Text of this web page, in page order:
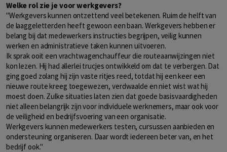
Welke rol zie je voor werkgevers?
"Werkgevers kunnen ontzettend veel betekenen. Ruim de helft van
de laaggeletterden heeft gewoon een baan. Werkgevers hebben er
belang bij dat medewerkers instructies begrijpen, veilig kunnen
werken en administratieve taken kunnen uitvoeren.
Ik sprak ooit een vrachtwagenchauffeur die routeaanwijzingen niet
kon lezen. Hij had allerlei trucjes ontwikkeld om dat te verbergen. Dat
ging goed zolang hij zijn vaste ritjes reed, totdat hij een keer een
nieuwe route kreeg toegewezen, verdwaalde en niet wist wat hij
moest doen. Zulke situaties laten zien dat goede basisvaardigheden
niet alleen belangrijk zijn voor individuele werknemers, maar ook voor
de veiligheid en bedrijfsvoering van een organisatie.
Werkgevers kunnen medewerkers testen, cursussen aanbieden en
ondersteuning organiseren. Daar wordt iedereen beter van, en het
bedrijf ook."